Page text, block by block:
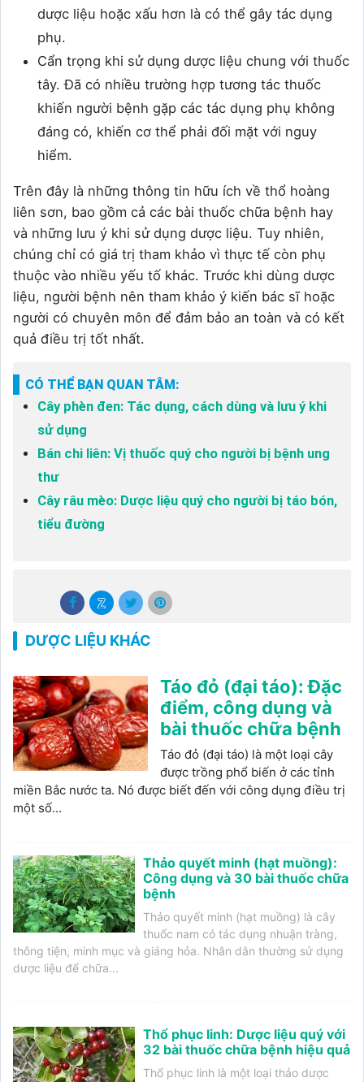
dược liệu hoặc xấu hơn là có thể gây tác dụng
phụ.
Cẩn trọng khi sử dụng dược liệu chung với thuốc
tây. Đã có nhiều trường hợp tương tác thuốc
khiến người bệnh gặp các tác dụng phụ không
đáng có, khiến cơ thể phải đối mặt với nguy
hiểm.
Trên đây là những thông tin hữu ích về thổ hoàng
liên sơn, bao gồm cả các bài thuốc chữa bệnh hay
và những lưu ý khi sử dụng dược liệu. Tuy nhiên,
chúng chỉ có giá trị tham khảo vì thực tế còn phụ
thuộc vào nhiều yếu tố khác. Trước khi dùng dược
liệu, người bệnh nên tham khảo ý kiến bác sĩ hoặc
người có chuyên môn để đảm bảo an toàn và có kết
quả điều trị tốt nhất.
CÓ THỂ BẠN QUAN TÂM:
Cây phèn đen: Tác dụng, cách dùng và lưu ý khi
sử dụng
Bán chi liên: Vị thuốc quý cho người bị bệnh ung
thư
Cây râu mèo: Dược liệu quý cho người bị táo bón,
tiểu đường
DƯỢC LIỆU KHÁC
Táo đỏ (đại táo): Đặc
điểm, công dụng và
bài thuốc chữa bệnh
Táo đỏ (đại táo) là một loại cây
được trồng phổ biến ở các tỉnh
miền Bắc nước ta. Nó được biết đến với công dụng điều trị
một số...
Thảo quyết minh (hạt muồng):
Công dụng và 30 bài thuốc chữa
bệnh
Thảo quyết minh (hạt muồng) là cây
thuốc nam có tác dụng nhuận tràng,
thông tiện, minh mục và giáng hỏa. Nhân dân thường sử dụng
dược liệu để chữa...
Thổ phục linh: Dược liệu quý với
32 bài thuốc chữa bệnh hiệu quả
Thổ phục linh là một loại thảo dược